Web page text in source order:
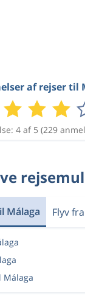
af rejser til
4 af 5 (229
Málaga Flyv
Málaga